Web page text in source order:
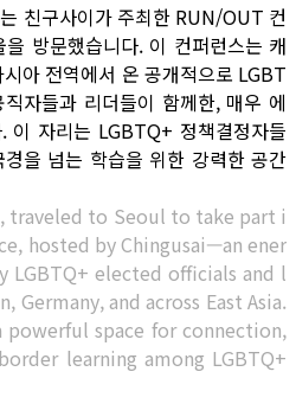
친구사이가 주최한 RUN/OUT 컨
방문했습니다. 이 컨퍼런스는 캐
아 전역에서 온 공개적으로 LGBT
자들과 리더들이 함께한, 매우 에
이 자리는 LGBTQ+ 정책결정자들
을 넘는 학습을 위한 강력한 공간
traveled to Seoul to take part i
hosted by Chingusai—an ener
LGBTQ+ elected officials and l
Germany, and across East Asia.
powerful space for connection,
learning among LGBTQ+